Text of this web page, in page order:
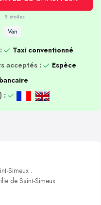
5 étoiles
Van
Taxi conventionné
acceptés :
Espèce
:
Simeux .
de Saint-Simeux.